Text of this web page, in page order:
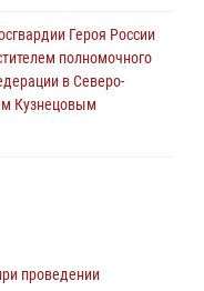
Героя России
полномочного
в Северо-
Кузнецовым
250 выездов и
проведении